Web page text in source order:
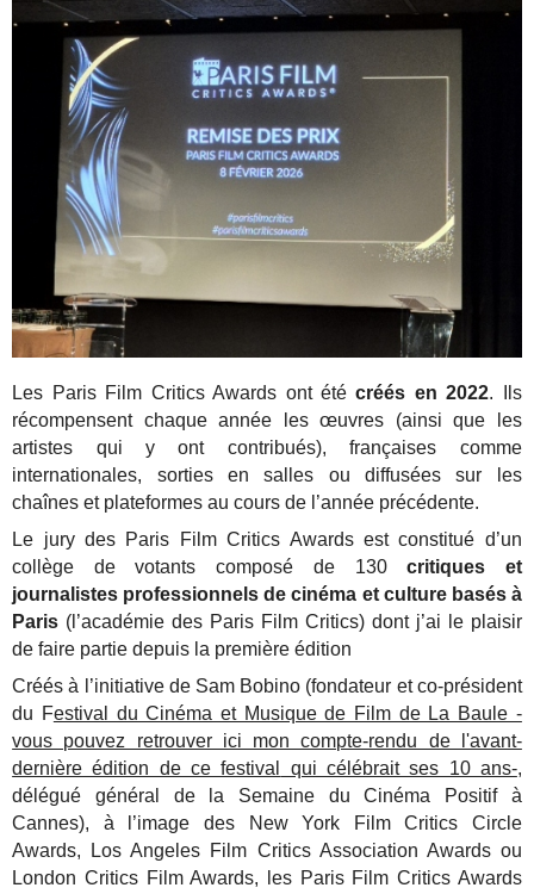
Les Paris Film Critics Awards ont étécréés en 2022. Ils
récompensent chaque année les œuvres (ainsi que les
artistes qui y ont contribués), françaises comme
internationales, sorties en salles ou diffusées sur les
chaînes et plateformes au cours de l’année précédente.
Le jury des Paris Film Critics Awards est constitué d’un
collège de votants composé de 130critiques et
journalistes professionnels de cinéma et culture basés à
Paris (l’académie des Paris Film Critics) dont j’ai le plaisir
de faire partie depuis la première édition
Créés à l’initiative de Sam Bobino (fondateur et co-président
du Festival du Cinéma et Musique de Film de La Baule -
vous pouvez retrouver ici mon compte-rendu de l'avant-
dernière édition de ce festival
qui célébrait ses 10 ans-,
délégué général de la Semaine du Cinéma Positif à
Cannes), à l’image des New York Film Critics Circle
Awards, Los Angeles Film Critics Association Awards ou
London Critics Film Awards, les Paris Film Critics Awards